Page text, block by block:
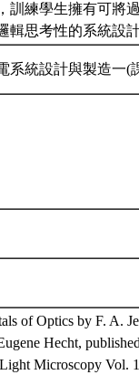
訓練學生擁有可將
輯思考性的系統設
系統設計與製造一(
of Optics by F. A.
Hecht,
Microscopy Vol.